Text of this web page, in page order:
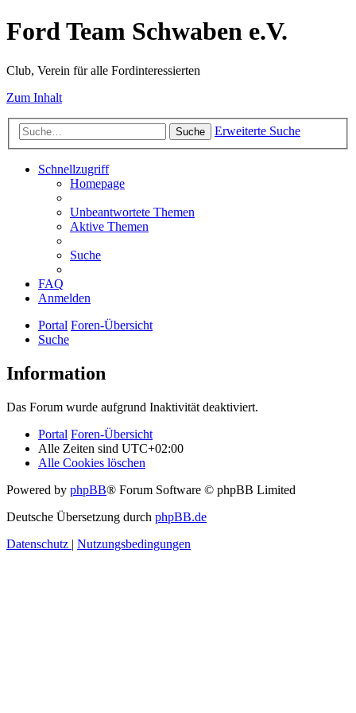
Ford Team Schwaben e.V.
Club, Verein für alle Fordinteressierten
Zum Inhalt
Suche Erweiterte Suche
Schnellzugriff
Homepage
Unbeantwortete Themen
Aktive Themen
Suche
FAQ
Anmelden
Portal Foren-Übersicht
Suche
Information
Das Forum wurde aufgrund Inaktivität deaktiviert.
Portal Foren-Übersicht
Alle Zeiten sind UTC+02:00
Alle Cookies löschen
Powered by phpBB® Forum Software © phpBB Limited
Deutsche Übersetzung durch phpBB.de
Datenschutz | Nutzungsbedingungen